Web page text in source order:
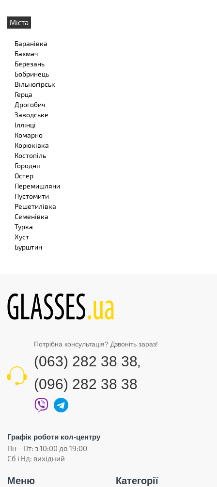
Міста
Баранівка
Бахмач
Березань
Бобринець
Вільногірськ
Герца
Дрогобич
Заводське
Іллінці
Комарно
Корюківка
Костопіль
Городня
Остер
Перемишляни
Пустомити
Решетилівка
Семенівка
Турка
Хуст
Бурштин
Потрібна консультація? Дзвоніть зараз!
(063) 282 38 38,
(096) 282 38 38
Графік роботи кол-центру
Пн – Пт: з 10:00 до 19:00
Сб і Нд: вихідний
Меню Категорії